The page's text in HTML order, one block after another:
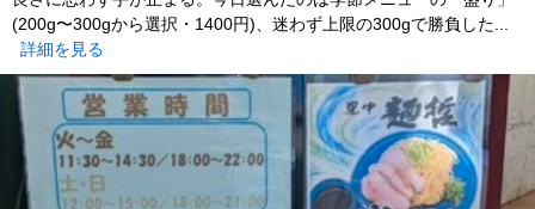
(200g〜300gから選択・1400円)、迷わず上限の300gで勝負した...
詳細を見る